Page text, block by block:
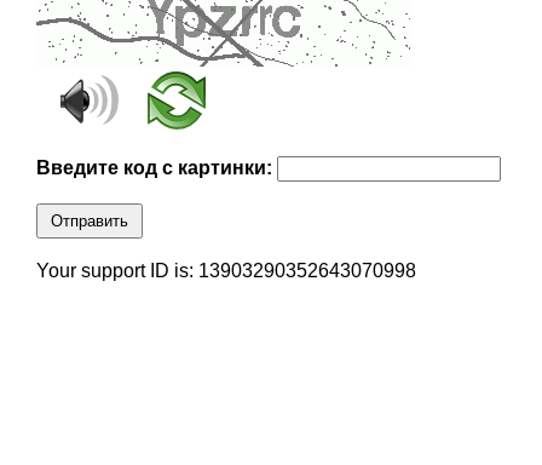
Введите код с картинки:
Отправить
Your support ID is: 13903290352643070998